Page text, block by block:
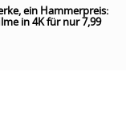
ein Hammerpreis:
in 4K für nur 7,99